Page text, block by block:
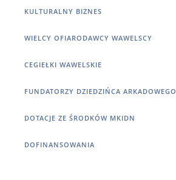
KULTURALNY BIZNES
WIELCY OFIARODAWCY WAWELSCY
CEGIEŁKI WAWELSKIE
FUNDATORZY DZIEDZIŃCA ARKADOWEGO
DOTACJE ZE ŚRODKÓW MKIDN
DOFINANSOWANIA